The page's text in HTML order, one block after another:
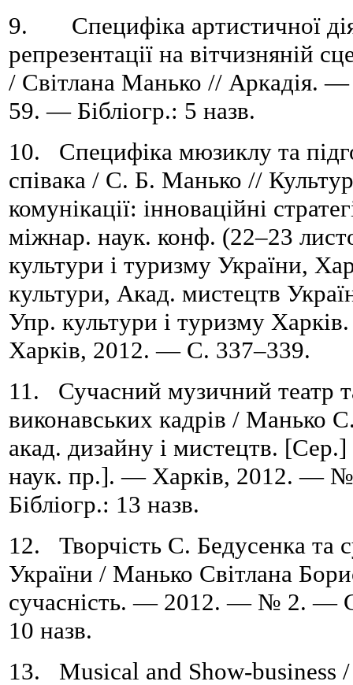
9. Специфіка артистичної
репрезентації на вітчизняній
/ Світлана Манько //
59. — Бібліогр.: 5 назв.
10. Специфіка мюзиклу та
співака / С. Б. Манько //
комунікації: інноваційні
міжнар. наук. конф. (22–23
культури і туризму України,
культури, Акад. мистецтв
Упр. культури і туризму
Харків, 2012. — C. 337–339.
11. Сучасний музичний театр
виконавських кадрів / Манько
акад. дизайну і мистецтв.
наук. пр.]. — Харків, 2012. —
Бібліогр.: 13 назв.
12. Творчість С. Бедусенка та
України / Манько Світлана
сучасність. — 2012. — № 2. —
10 назв.
13. Musical and Show-business